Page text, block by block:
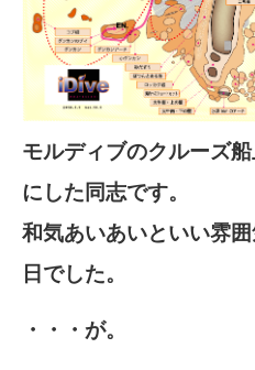
モルディブのクルーズ
にした同志です。
和気あいあいといい雰
日でした。
・・・が。